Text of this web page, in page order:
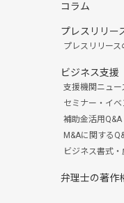
コラム
プレスリリー
プレスリリース
ビジネス支援
支援機関ニュー
セミナー・イ
補助金活用Q&A
M&Aに関する
ビジネス書式・
弁理士の著作